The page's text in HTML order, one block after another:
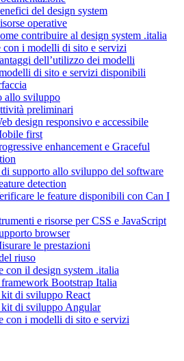
del design system
operative
contribuire al design system .italia
con i modelli di sito e servizi
dell’utilizzo dei modelli
di sito e servizi disponibili
allo sviluppo
preliminari
design responsivo e accessibile
first
enhancement e Graceful
supporto allo sviluppo del software
detection
le feature disponibili con Can I
e risorse per CSS e JavaScript
browser
le prestazioni
riuso
con il design system .italia
Bootstrap Italia
di sviluppo React
di sviluppo Angular
con i modelli di sito e servizi